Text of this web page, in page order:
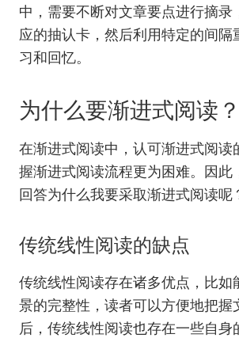
中，需要不断对文章要点进行摘录
应的抽认卡，然后利用特定的间隔
习和回忆。
为什么要渐进式阅读？
在渐进式阅读中，认可渐进式阅读
握渐进式阅读流程更为困难。因此
回答为什么我要采取渐进式阅读呢
传统线性阅读的缺点
传统线性阅读存在诸多优点，比如
景的完整性，读者可以方便地把握
后，传统线性阅读也存在一些自身